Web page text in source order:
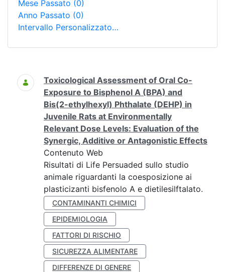
Mese Passato (0)
Anno Passato (0)
Intervallo Personalizzato…
Ricerca
Toxicological Assessment of Oral Co-
Exposure to Bisphenol A (BPA) and
Bis(2-ethylhexyl) Phthalate (DEHP) in
Juvenile Rats at Environmentally
Relevant Dose Levels: Evaluation of the
Synergic, Additive or Antagonistic Effects
Contenuto Web
Risultati di Life Persuaded sullo studio
animale riguardanti la coesposizione ai
plasticizanti bisfenolo A e dietilesilftalato.
CONTAMINANTI CHIMICI
EPIDEMIOLOGIA
FATTORI DI RISCHIO
SICUREZZA ALIMENTARE
DIFFERENZE DI GENERE